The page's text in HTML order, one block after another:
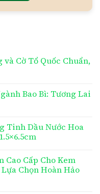
Cờ Tổ Quốc Chuẩn,
Bao Bì: Tương Lai
Tinh Dầu Nước Hoa
Cao Cấp Cho Kem
Chọn Hoàn Hảo